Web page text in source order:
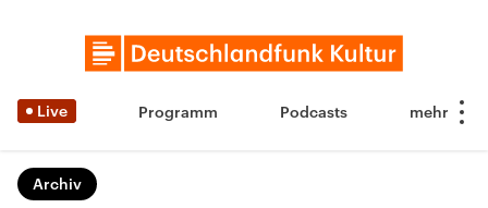
Live Programm Podcasts
Archiv